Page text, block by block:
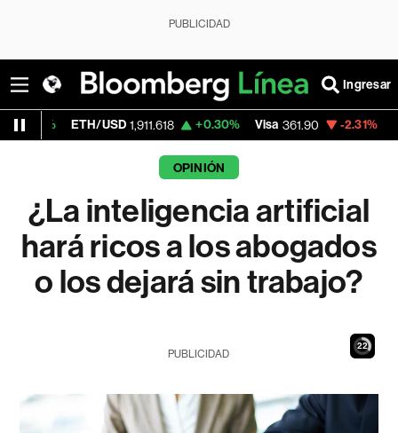
PUBLICIDAD
Ingresar
ETH/USD 1,911.618 +0.30% Visa 361.90 -2.31%
OPINIÓN
¿La inteligencia artificial
hará ricos a los abogados
o los dejará sin trabajo?
21
PUBLICIDAD